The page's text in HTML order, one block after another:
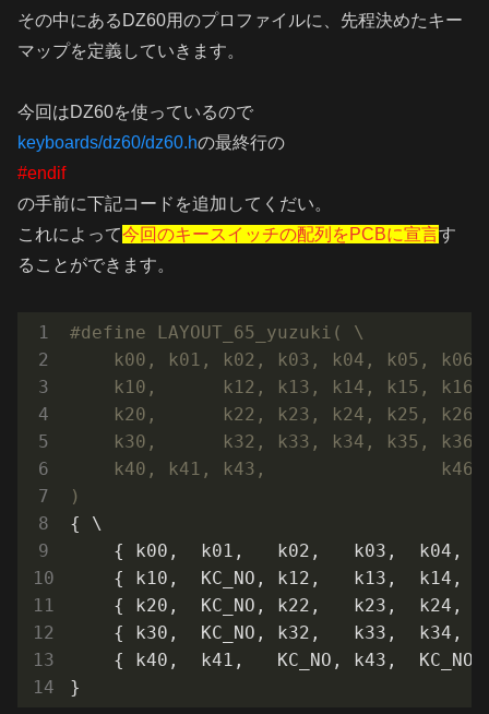
その中にあるDZ60用のプロファイルに、先程決めたキー
マップを定義していきます。
今回はDZ60を使っているので
keyboards/dz60/dz60.hの最終行の
#endif
の手前に下記コードを追加してくだい。
これによって今回のキースイッチの配列をPCBに宣言す
ることができます。
#define LAYOUT_65_yuzuki( \
k00, k01, k02, k03, k04, k05,
k10,      k12, k13, k14, k15,
k20,      k22, k23, k24, k25,
k30,      k32, k33, k34, k35,
k40, k41, k43,
)
{ \
{ k00,  k01,   k02,   k03,  k04,
{ k10,  KC_NO, k12,   k13,  k14,
{ k20,  KC_NO, k22,   k23,  k24,
{ k30,  KC_NO, k32,   k33,  k34,
{ k40,  k41,   KC_NO, k43,
}